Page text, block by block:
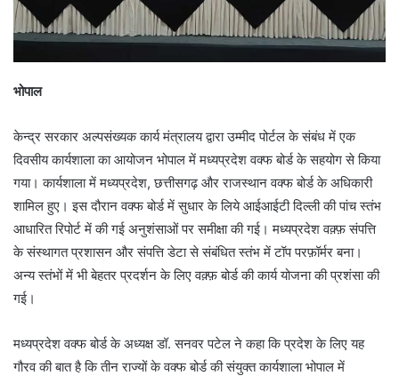
भोपाल
केन्द्र सरकार अल्पसंख्यक कार्य मंत्रालय द्वारा उम्मीद पोर्टल के संबंध में एक
दिवसीय कार्यशाला का आयोजन भोपाल में मध्यप्रदेश वक्फ बोर्ड के सहयोग से किया
गया। कार्यशाला में मध्यप्रदेश, छत्तीसगढ़ और राजस्थान वक्फ बोर्ड के अधिकारी
शामिल हुए। इस दौरान वक्‍फ बोर्ड में सुधार के लिये आईआईटी दिल्‍ली की पांच स्‍तंभ
आधारित रिपोर्ट में की गई अनुशंसाओं पर समीक्षा की गई। मध्यप्रदेश वक़्फ़ संपत्ति
के संस्थागत प्रशासन और संपत्ति डेटा से संबंधित स्तंभ में टॉप परफ़ॉर्मर बना।
अन्य स्तंभों में भी बेहतर प्रदर्शन के लिए वक़्फ़ बोर्ड की कार्य योजना की प्रशंसा की
गई।
मध्यप्रदेश वक्फ बोर्ड के अध्यक्ष डॉ. सनवर पटेल ने कहा कि प्रदेश के लिए यह
गौरव की बात है कि तीन राज्यों के वक्फ बोर्ड की संयुक्त कार्यशाला भोपाल में